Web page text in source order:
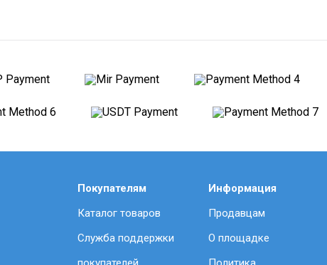
Покупателям
Каталог товаров
Служба поддержки
Информация
Продавцам
О площадке